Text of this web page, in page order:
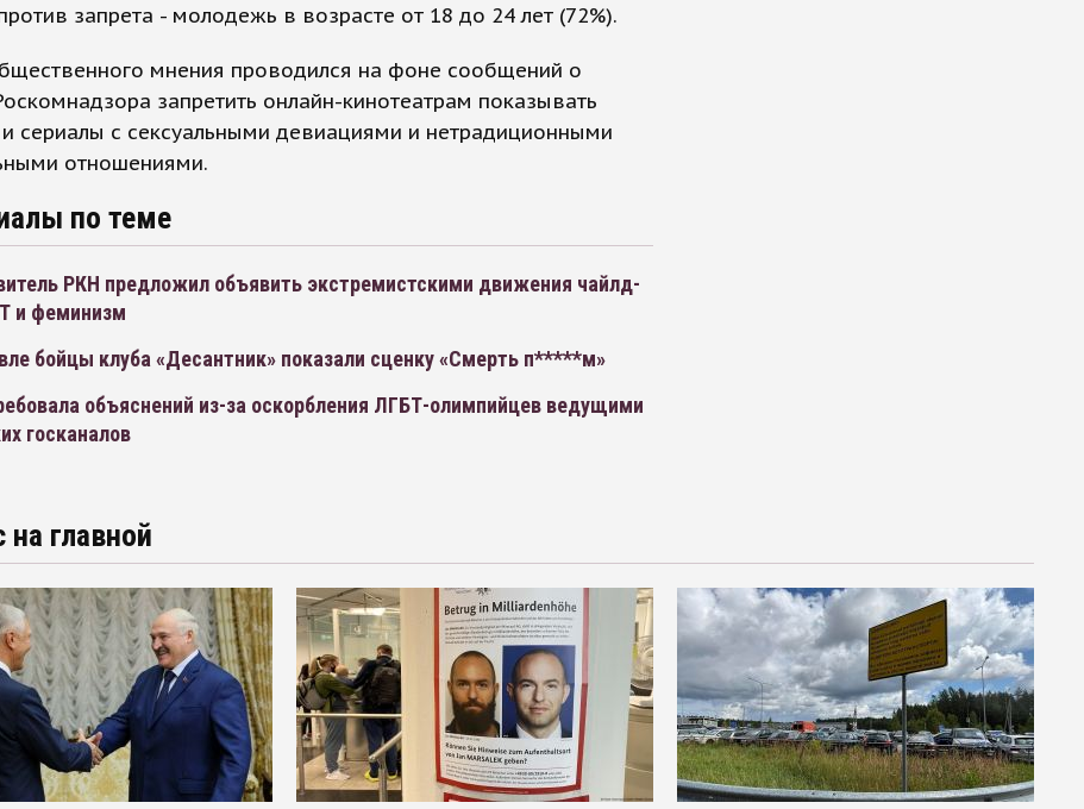
запрета - молодежь в возрасте от 18 до 24 лет (72%).
мнения проводился на фоне сообщений о
запретить онлайн-кинотеатрам показывать
сериалы с сексуальными девиациями и нетрадиционными
отношениями.
по теме
РКН предложил объявить экстремистскими движения чайлд-
и феминизм
бойцы клуба «Десантник» показали сценку «Смерть п*****м»
объяснений из-за оскорбления ЛГБТ-олимпийцев ведущими
госканалов
на главной